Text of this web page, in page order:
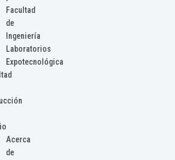
Facultad
de
Ingeniería
Laboratorios
Expotecnológica
Acerca
de